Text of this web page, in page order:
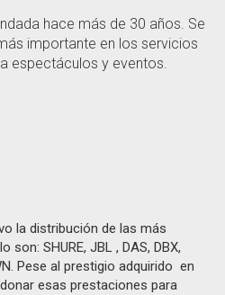
hace más de 30 años. Se
importante en los servicios
espectáculos y eventos.
la distribución de las más
SHURE, JBL , DAS, DBX,
Pese al prestigio adquirido en
esas prestaciones para